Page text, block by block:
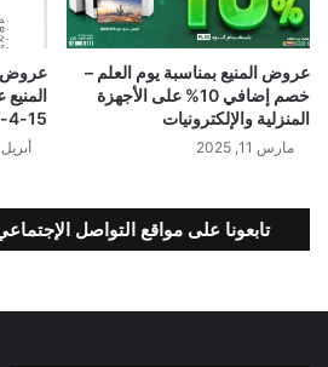
عروض المنيع بمناسبة يوم العلم –
خصم إضافي 10% على الأجهزة
المنزلية والإلكترونيات
مارس 11, 2025
عروض
15-4-2021
أبريل 14, 2021
تابعونا على مواقع التواصل